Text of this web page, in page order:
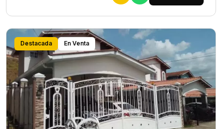
Destacada En Venta